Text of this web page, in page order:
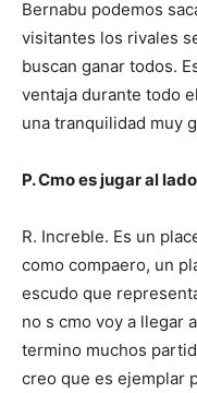
Bernabu podemos
visitantes los rivales
buscan ganar todos.
ventaja durante todo
una tranquilidad muy
P. Cmo es jugar al
R. Increble. Es un
como compaero, un
escudo que
no s cmo voy a llegar
termino muchos
creo que es ejemplar